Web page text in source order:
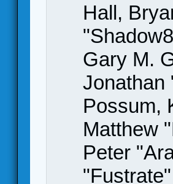
Hall,
Gary M.
Jonathan
Possum,
Matthew
Peter